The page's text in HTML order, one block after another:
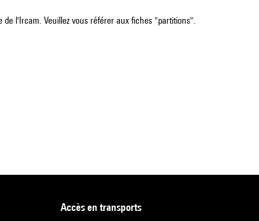
l'Ircam. Veuillez vous référer aux fiches "partitions".
accès en transports